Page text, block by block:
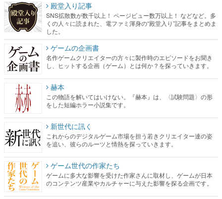
殿堂入り記事
SNS拡散数が数千以上！ ページビュー数万以上！ などなど。多
くの人々に読まれた、電ファミ渾身の“殿堂入り”記事をまとめま
した。
ゲームの企画書
名作ゲームクリエイターの方々に製作時のエピソードをお聞き
し、ヒットする企画（ゲーム）とは何か？を探っていきます。
赫本
この物語を解いてはいけない。『赫本』は、〈試験問題〉の形
をした短編ホラー小説集です。
新世代に訊く
これからのデジタルゲーム市場を担う若きクリエイター達の姿
を追い、彼らのルーツと情熱を探っていきます。
ゲーム世代の作家たち
ゲームに多大な影響を受けた作家さんに取材し、ゲームが日本
のコンテンツ産業やカルチャーに与えた影響を探る企画です。